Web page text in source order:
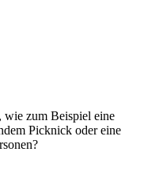
wie zum Beispiel eine
Picknick oder eine